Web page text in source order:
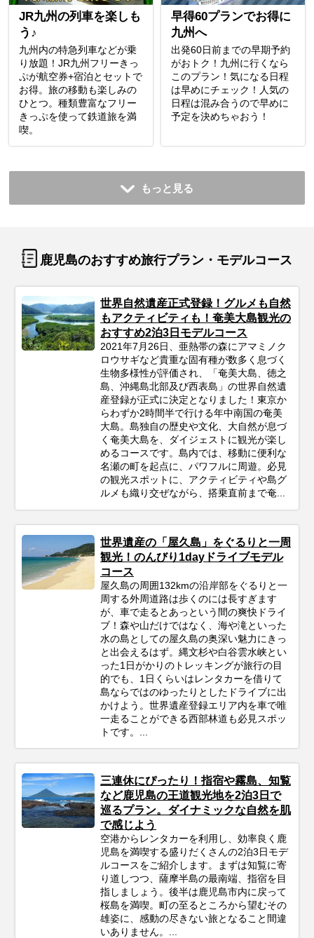
JR九州の列車を楽しも
う♪
九州内の特急列車などが乗
り放題！JR九州フリーきっ
ぷが航空券+宿泊とセットで
お得。旅の移動も楽しみの
ひとつ。種類豊富なフリー
きっぷを使って鉄道旅を満
喫。
早得60プランでお得に
九州へ
出発60日前までの早期予約
がおトク！九州に行くなら
このプラン！気になる日程
は早めにチェック！人気の
日程は混み合うので早めに
予定を決めちゃおう！
もっと見る
鹿児島のおすすめ旅行プラン・モデルコース
世界自然遺産正式登録！グルメも自然
もアクティビティも！奄美大島観光の
おすすめ2泊3日モデルコース
2021年7月26日、亜熱帯の森にアマミノク
ロウサギなど貴重な固有種が数多く息づく
生物多様性が評価され、「奄美大島、徳之
島、沖縄島北部及び西表島」の世界自然遺
産登録が正式に決定となりました！東京か
らわずか2時間半で行ける年中南国の奄美
大島。島独自の歴史や文化、大自然が息づ
く奄美大島を、ダイジェストに観光が楽し
めるコースです。島内では、移動に便利な
名瀬の町を起点に、パワフルに周遊。必見
の観光スポットに、アクティビティや島グ
ルメも織り交ぜながら、搭乗直前まで奄...
世界遺産の「屋久島」をぐるりと一周
観光！のんびり1dayドライブモデル
コース
屋久島の周囲132kmの沿岸部をぐるりと一
周する外周道路は歩くのには長すぎます
が、車で走るとあっという間の爽快ドライ
ブ！森や山だけではなく、海や滝といった
水の島としての屋久島の奥深い魅力にきっ
と出会えるはず。縄文杉や白谷雲水峡とい
った1日がかりのトレッキングが旅行の目
的でも、1日くらいはレンタカーを借りて
島ならではのゆったりとしたドライブに出
かけよう。世界遺産登録エリア内を車で唯
一走ることができる西部林道も必見スポッ
トです。...
三連休にぴったり！指宿や霧島、知覧
など鹿児島の王道観光地を2泊3日で
巡るプラン。ダイナミックな自然を肌
で感じよう
空港からレンタカーを利用し、効率良く鹿
児島を満喫する盛りだくさんの2泊3日モデ
ルコースをご紹介します。まずは知覧に寄
り道しつつ、薩摩半島の最南端、指宿を目
指しましょう。後半は鹿児島市内に戻って
桜島を満喫。町の至るところから望むその
雄姿に、感動の尽きない旅となること間違
いありません。...